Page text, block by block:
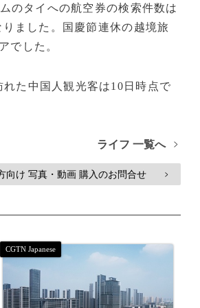
のタイへの航空券の検索件数は
ました。国慶節連休の越境旅
でした。
た中国人観光客は10日時点で
ライフ 一覧へ >
向け 写真・動画 購入のお問合せ >